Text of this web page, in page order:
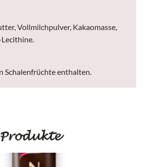
Vollmilchpulver, Kakaomasse,
Schalenfrüchte enthalten.